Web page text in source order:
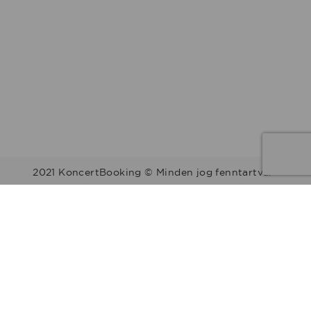
2021 KoncertBooking © Minden jog fenntartva.
Kapcsolat | Telefonszám: +36 30 157 9812 | E-mail: